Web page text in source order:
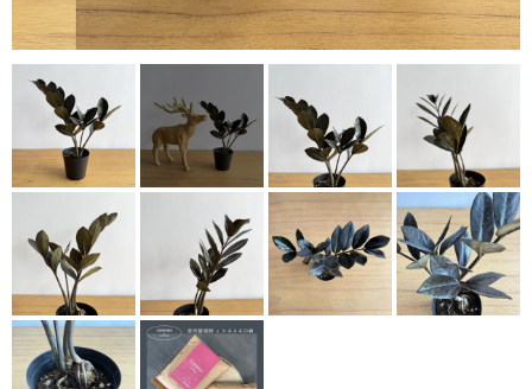
育て方のコツ
CHECKED PRODUCTS
最近チェックした商品
ORDER HISTORY
注文履歴
SHOP
店舗概要
SHOPPING GUIDE
ショッピングガイド